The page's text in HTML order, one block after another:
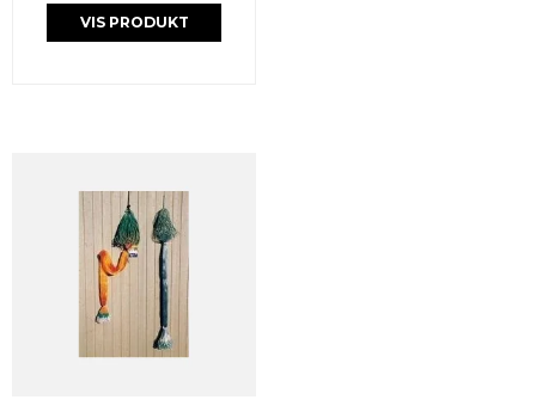
VIS PRODUKT